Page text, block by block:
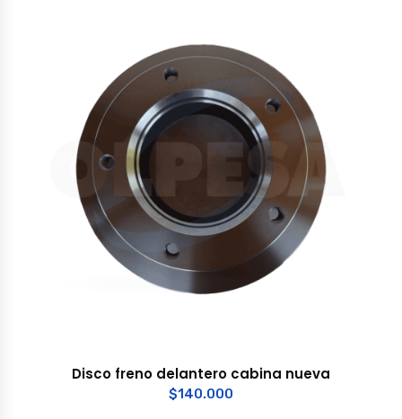
Disco freno delantero cabina nueva
$140.000